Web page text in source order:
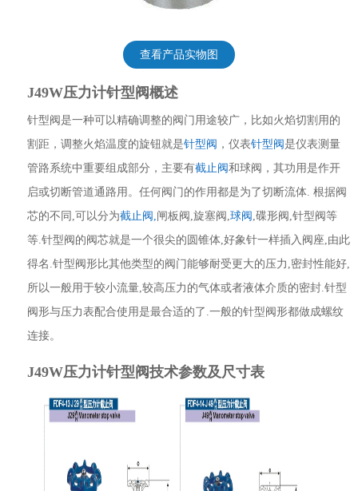
查看产品实物图
J49W压力计针型阀概述
针型阀是一种可以精确调整的阀门用途较广，比如火焰切割用的
割距，调整火焰温度的旋钮就是针型阀 ，仪表针型阀是仪表测量
管路系统中重要组成部分，主要有截止阀和球阀，其功用是作开
启或切断管道通路用。任何阀门的作用都是为了切断流体. 根据阀
芯的不同,可以分为截止阀 ,闸板阀,旋塞阀,球阀 ,碟形阀,针型阀等
等.针型阀的阀芯就是一个很尖的圆锥体,好象针一样插入阀座,由此
得名.针型阀形比其他类型的阀门能够耐受更大的压力,密封性能好,
所以一般用于较小流量,较高压力的气体或者液体介质的密封.针型
阀形与压力表配合使用是最合适的了.一般的针型阀形都做成螺纹
连接。
J49W压力计针型阀技术参数及尺寸表